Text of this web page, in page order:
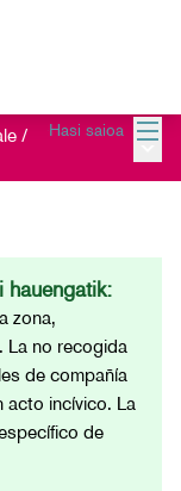
Hasi saioa
/
hauengatik:
zona,
La no recogida
de compañía
acto incívico. La
de